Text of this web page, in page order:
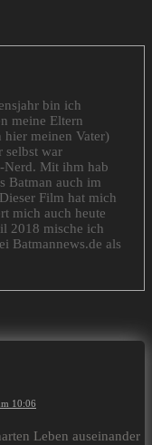
bin ich
meine Eltern
meinen Vater)
selbst war
Nerd. Mit ihm hab
Batman auch im
Film hat mich
mich auch heute
2018 mische ich
Batmannews.de als
10:06
Leben auseinander